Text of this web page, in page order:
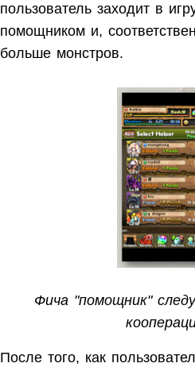
пользователь заходит в
помощником и,
больше монстров.
Фича "помощник"
После того, как